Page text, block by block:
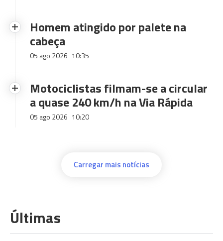
Homem atingido por palete na
cabeça
05 ago 2026 10:35
Motociclistas filmam-se a circular
a quase 240 km/h na Via Rápida
05 ago 2026 10:20
Carregar mais notícias
Últimas